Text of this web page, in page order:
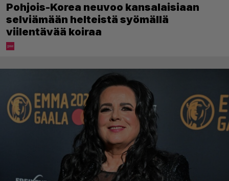
Pohjois-Korea neuvoo kansalaisiaan
selviämään helteistä syömällä
viilentävää koiraa